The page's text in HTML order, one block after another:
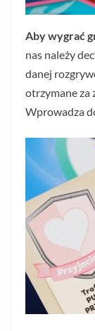
Aby wygrać
nas należy
danej
otrzymane za
Wprowadza